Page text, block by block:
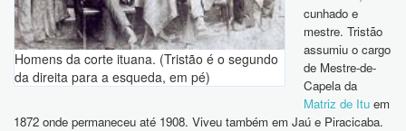
Homens da corte ituana. (Tristão é o segundo
da direita para a esqueda, em pé)
cunhado e
mestre. Tristão
assumiu o cargo
de Mestre-de-
Capela da
Matriz de Itu em
1872 onde permaneceu até 1908. Viveu também em Jaú e Piracicaba.